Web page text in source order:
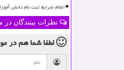
اعلام شرایط ثبت نام دانش
نظرات بینندگان
لطفا شما همدر